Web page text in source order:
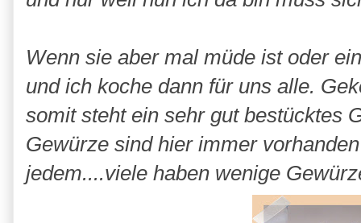
Wenn sie aber mal müde ist oder
und ich koche dann für uns alle.
somit steht ein sehr gut bestücktes
Gewürze sind hier immer
jedem....viele haben wenige